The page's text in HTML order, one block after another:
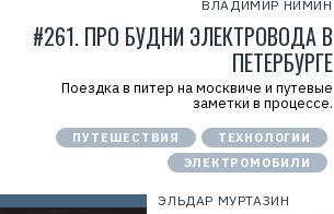
ВЛАДИМИР НИМИН
#261. ПРО БУДНИ ЭЛЕКТРОВОДА В
ПЕТЕРБУРГЕ
Поездка в питер на москвиче и путевые
заметки в процессе.
ПУТЕШЕСТВИЯ
ТЕХНОЛОГИИ
ЭЛЕКТРОМОБИЛИ
ЭЛЬДАР МУРТАЗИН